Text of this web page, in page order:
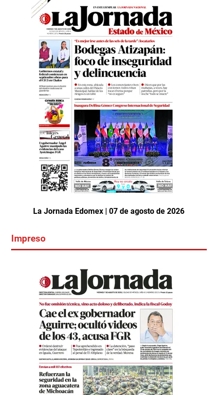
La Jornada Edomex | 07 de agosto de 2026
Impreso